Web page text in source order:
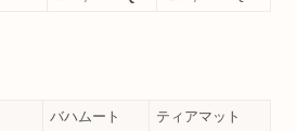
バハムート
ティアマット